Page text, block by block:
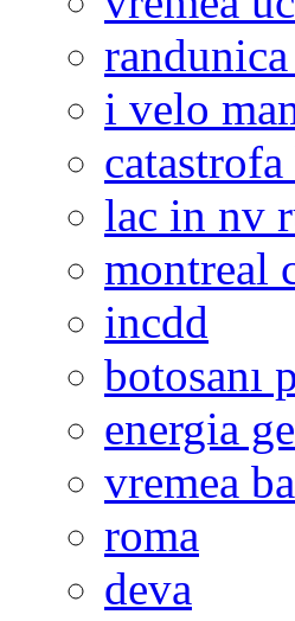
i velo
lac in nv
montreal
incdd
botosanı
energia
vremea
roma
deva